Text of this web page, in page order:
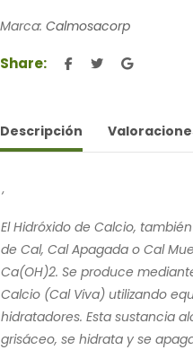
Marca: Calmosacorp
Share:
Descripción
‘
El Hidróxido de Calcio,
de Cal, Cal Apagada o Cal
Ca(OH)2. Se produce
Calcio (Cal Viva) utilizando
hidratadores. Esta sustancia
grisáceo, se hidrata y se